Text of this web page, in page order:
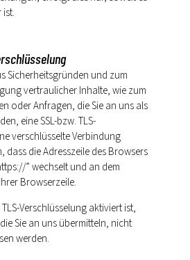
Sicherheitsgründen und zum
vertraulicher Inhalte, wie zum
oder Anfragen, die Sie an uns als
eine SSL-bzw. TLS-
verschlüsselte Verbindung
dass die Adresszeile des Browsers
” wechselt und an dem
Browserzeile.
Verschlüsselung aktiviert ist,
Sie an uns übermitteln, nicht
werden.